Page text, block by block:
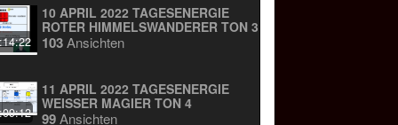
10 APRIL 2022 TAGESENERGIE
ROTER HIMMELSWANDERER TON 3
103Ansichten
11 APRIL 2022 TAGESENERGIE
WEISSER MAGIER TON 4
99Ansichten